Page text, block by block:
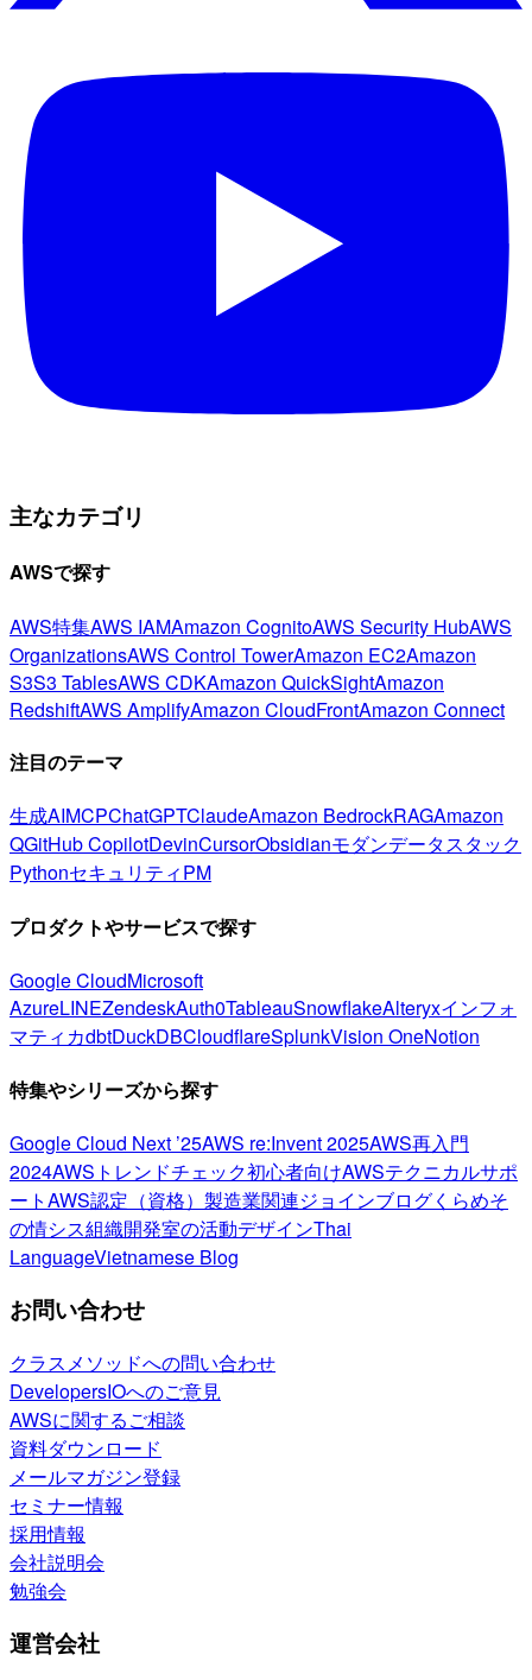
主なカテゴリ
AWSで探す
AWS特集AWS IAMAmazon CognitoAWS Security HubAWS
OrganizationsAWS Control TowerAmazon EC2Amazon
S3S3 TablesAWS CDKAmazon QuickSightAmazon
RedshiftAWS AmplifyAmazon CloudFrontAmazon Connect
注目のテーマ
生成AIMCPChatGPTClaudeAmazon BedrockRAGAmazon
QGitHub CopilotDevinCursorObsidianモダンデータスタック
PythonセキュリティPM
プロダクトやサービスで探す
Google CloudMicrosoft
AzureLINEZendeskAuth0TableauSnowflakeAlteryxインフォ
マティカdbtDuckDBCloudflareSplunkVision OneNotion
特集やシリーズから探す
Google Cloud Next ’25AWS re:Invent 2025AWS再入門
2024AWSトレンドチェック初心者向けAWSテクニカルサポ
ートAWS認定（資格） 製造業関連ジョインブログくらめそ
の情シス組織開発室の活動デザインThai
LanguageVietnamese Blog
お問い合わせ
クラスメソッドへの問い合わせ
DevelopersIOへのご意見
AWSに関するご相談
資料ダウンロード
メールマガジン登録
セミナー情報
採用情報
会社説明会
勉強会
運営会社